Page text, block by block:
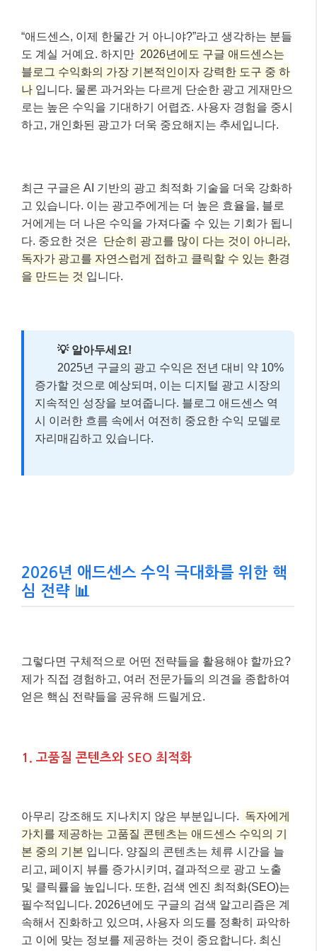
“애드센스, 이제 한물간 거 아니야?”라고 생각하는 분들
도 계실 거예요. 하지만 2026년에도 구글 애드센스는
블로그 수익화의 가장 기본적인이자 강력한 도구 중 하
나 입니다. 물론 과거와는 다르게 단순한 광고 게재만으
로는 높은 수익을 기대하기 어렵죠. 사용자 경험을 중시
하고, 개인화된 광고가 더욱 중요해지는 추세입니다.
최근 구글은 AI 기반의 광고 최적화 기술을 더욱 강화하
고 있습니다. 이는 광고주에게는 더 높은 효율을, 블로
거에게는 더 나은 수익을 가져다줄 수 있는 기회가 됩니
다. 중요한 것은 단순히 광고를 많이 다는 것이 아니라,
독자가 광고를 자연스럽게 접하고 클릭할 수 있는 환경
을 만드는 것 입니다.
💡 알아두세요!
2025년 구글의 광고 수익은 전년 대비 약 10%
증가할 것으로 예상되며, 이는 디지털 광고 시장의
지속적인 성장을 보여줍니다. 블로그 애드센스 역
시 이러한 흐름 속에서 여전히 중요한 수익 모델로
자리매김하고 있습니다.
2026년 애드센스 수익 극대화를 위한 핵
심 전략 📊
그렇다면 구체적으로 어떤 전략들을 활용해야 할까요?
제가 직접 경험하고, 여러 전문가들의 의견을 종합하여
얻은 핵심 전략들을 공유해 드릴게요.
1. 고품질 콘텐츠와 SEO 최적화
아무리 강조해도 지나치지 않은 부분입니다. 독자에게
가치를 제공하는 고품질 콘텐츠는 애드센스 수익의 기
본 중의 기본 입니다. 양질의 콘텐츠는 체류 시간을 늘
리고, 페이지 뷰를 증가시키며, 결과적으로 광고 노출
및 클릭률을 높입니다. 또한, 검색 엔진 최적화(SEO)는
필수적입니다. 2026년에도 구글의 검색 알고리즘은 계
속해서 진화하고 있으며, 사용자 의도를 정확히 파악하
고 이에 맞는 정보를 제공하는 것이 중요합니다. 최신